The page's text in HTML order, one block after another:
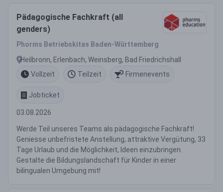
Pädagogische Fachkraft (all
genders)
Phorms Betriebskitas Baden-Württemberg
Heilbronn, Erlenbach, Weinsberg, Bad Friedrichshall
Vollzeit
Teilzeit Firmenevents
Jobticket
03.08.2026
Werde Teil unseres Teams als pädagogische Fachkraft!
Geniesse unbefristete Anstellung, attraktive Vergütung, 33
Tage Urlaub und die Möglichkeit, Ideen einzubringen.
Gestalte die Bildungslandschaft für Kinder in einer
bilingualen Umgebung mit!